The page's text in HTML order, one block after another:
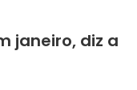
janeiro, diz a